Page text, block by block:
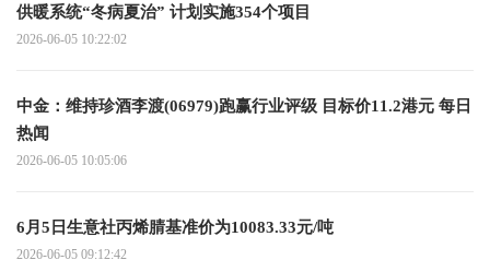
供暖系统“冬病夏治” 计划实施354个项目
2026-06-05 10:22:02
中金：维持珍酒李渡(06979)跑赢行业评级 目标价11.2港元 每日
热闻
2026-06-05 10:05:06
6月5日生意社丙烯腈基准价为10083.33元/吨
2026-06-05 09:12:42